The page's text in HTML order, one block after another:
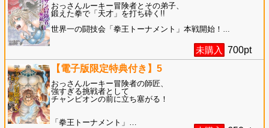
おっさんルーキー冒険者とその弟子、
鍛えた拳で「天才」を打ち砕く!!
世界一の闘技会「拳王トーナメント」本戦開始！ …
未購入 700pt
【電子版限定特典付き】5
おっさんルーキー冒険者の師匠、
強すぎる挑戦者として
チャンピオンの前に立ち塞がる！
「拳王トーナメント」